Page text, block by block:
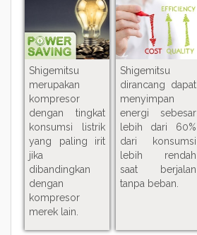
Shigemitsu
merupakan
kompresor
dengan tingkat
konsumsi listrik
yang paling irit
jika
dibandingkan
dengan
kompresor
merek lain.
Shigemitsu
dirancang dapat
menyimpan
energi sebesar
lebih dari 60%
dari konsumsi
lebih rendah
saat berjalan
tanpa beban.